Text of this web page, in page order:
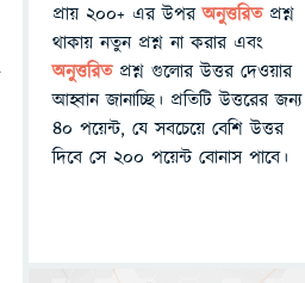
প্রায় ২০০+ এর উপরঅনুত্তরিতপ্রশ্ন
থাকায় নতুন প্রশ্ন না করার এবং
অনুত্তরিত প্রশ্ন গুলোর উত্তর দেওয়ার
আহ্বান জানাচ্ছি। প্রতিটি উত্তরের জন্য
৪০ পয়েন্ট, যে সবচেয়ে বেশি উত্তর
দিবে সে ২০০ পয়েন্ট বোনাস পাবে।